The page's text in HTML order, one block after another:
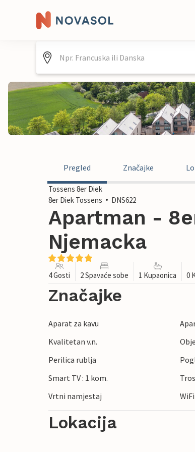
Pregled Značajke
Tossens 8er Diek
8er Diek Tossens
DNS622
Apartman -
Njemacka
4 Gosti 2 Spavaće sobe 1 Kupaonica 0
Značajke
Aparat za kavu
Kvalitetan v.n.
Perilica rublja
Smart TV : 1 kom.
Vrtni namjestaj
WiFi
Lokacija